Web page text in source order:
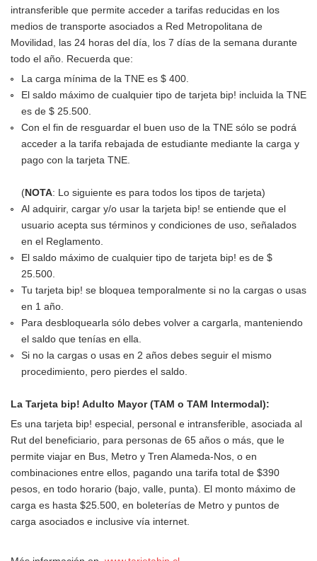
intransferible que permite acceder a tarifas reducidas en los
medios de transporte asociados a Red Metropolitana de
Movilidad, las 24 horas del día, los 7 días de la semana durante
todo el año. Recuerda que:
La carga mínima de la TNE es $ 400.
El saldo máximo de cualquier tipo de tarjeta bip! incluida la TNE
es de $ 25.500.
Con el fin de resguardar el buen uso de la TNE sólo se podrá
acceder a la tarifa rebajada de estudiante mediante la carga y
pago con la tarjeta TNE.
(NOTA: Lo siguiente es para todos los tipos de tarjeta)
Al adquirir, cargar y/o usar la tarjeta bip! se entiende que el
usuario acepta sus términos y condiciones de uso, señalados
en el Reglamento.
El saldo máximo de cualquier tipo de tarjeta bip! es de $
25.500.
Tu tarjeta bip! se bloquea temporalmente si no la cargas o usas
en 1 año.
Para desbloquearla sólo debes volver a cargarla, manteniendo
el saldo que tenías en ella.
Si no la cargas o usas en 2 años debes seguir el mismo
procedimiento, pero pierdes el saldo.
La Tarjeta bip! Adulto Mayor (TAM o TAM Intermodal):
Es una tarjeta bip! especial, personal e intransferible, asociada al
Rut del beneficiario, para personas de 65 años o más, que le
permite viajar en Bus, Metro y Tren Alameda-Nos, o en
combinaciones entre ellos, pagando una tarifa total de $390
pesos, en todo horario (bajo, valle, punta). El monto máximo de
carga es hasta $25.500, en boleterías de Metro y puntos de
carga asociados e inclusive vía internet.